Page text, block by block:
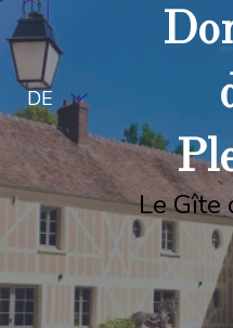
DE
Le Gîte